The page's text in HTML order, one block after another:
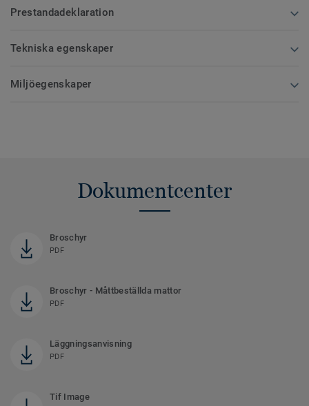
Prestandadeklaration
Tekniska egenskaper
Miljöegenskaper
Dokumentcenter
Broschyr
PDF
Broschyr - Måttbeställda mattor
PDF
Läggningsanvisning
PDF
Tif Image